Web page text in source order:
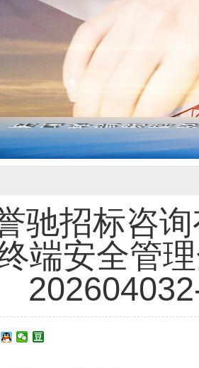
驰招标咨
端安全管